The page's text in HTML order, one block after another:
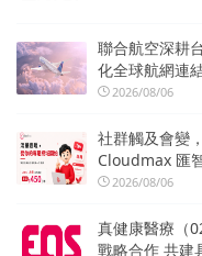
聯合航空深耕
化全球航網連
2026/08/06
社群觸及會變
Cloudmax 匯
2026/08/06
真健康醫療（
戰略合作 共建